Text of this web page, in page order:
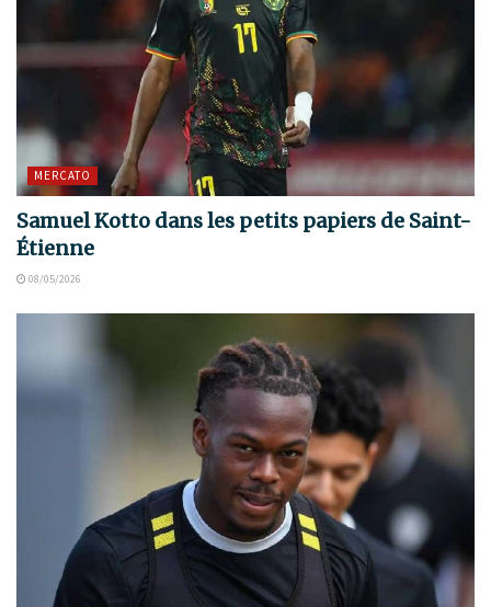
MERCATO
Samuel Kotto dans les petits papiers de Saint-
Étienne
08/05/2026